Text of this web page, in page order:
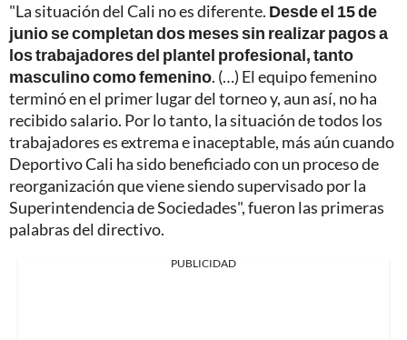
"La situación del Cali no es diferente. Desde el 15 de
junio se completan dos meses sin realizar pagos a
los trabajadores del plantel profesional, tanto
masculino como femenino. (…) El equipo femenino
terminó en el primer lugar del torneo y, aun así, no ha
recibido salario. Por lo tanto, la situación de todos los
trabajadores es extrema e inaceptable, más aún cuando
Deportivo Cali ha sido beneficiado con un proceso de
reorganización que viene siendo supervisado por la
Superintendencia de Sociedades", fueron las primeras
palabras del directivo.
PUBLICIDAD